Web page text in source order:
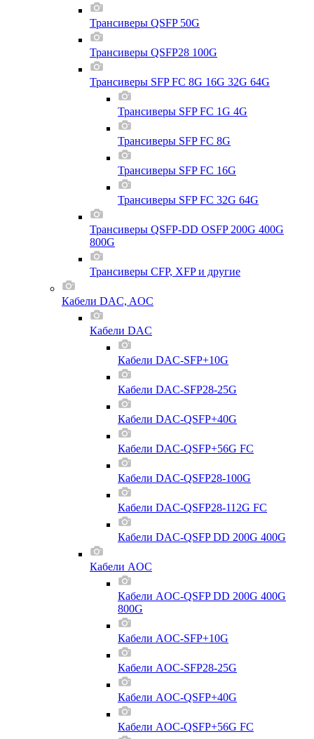
Трансиверы QSFP 50G
Трансиверы QSFP28 100G
Трансиверы SFP FC 8G 16G 32G 64G
Трансиверы SFP FC 1G 4G
Трансиверы SFP FC 8G
Трансиверы SFP FC 16G
Трансиверы SFP FC 32G 64G
Трансиверы QSFP-DD OSFP 200G 400G
800G
Трансиверы CFP, XFP и другие
Кабели DAC, AOC
Кабели DAC
Кабели DAC-SFP+10G
Кабели DAC-SFP28-25G
Кабели DAC-QSFP+40G
Кабели DAC-QSFP+56G FC
Кабели DAC-QSFP28-100G
Кабели DAC-QSFP28-112G FC
Кабели DAC-QSFP DD 200G 400G
Кабели AOC
Кабели AOC-QSFP DD 200G 400G
800G
Кабели AOC-SFP+10G
Кабели AOC-SFP28-25G
Кабели AOC-QSFP+40G
Кабели AOC-QSFP+56G FC